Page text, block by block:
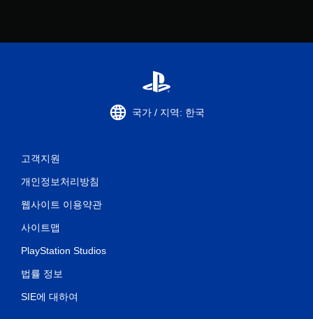
국가 / 지역: 한국
고객지원
개인정보처리방침
웹사이트 이용약관
사이트맵
PlayStation Studios
법률 정보
SIE에 대하여